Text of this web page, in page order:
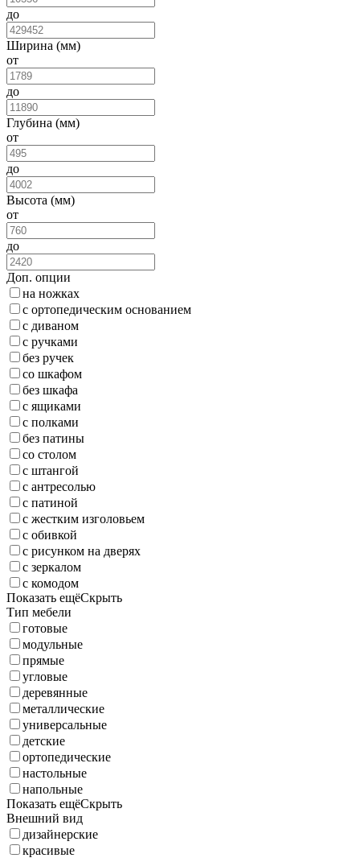
до
Ширина (мм)
от
до
Глубина (мм)
от
до
Высота (мм)
от
до
Доп. опции
на ножках
с ортопедическим основанием
с диваном
с ручками
без ручек
со шкафом
без шкафа
с ящиками
с полками
без патины
со столом
с штангой
с антресолью
с патиной
с жестким изголовьем
с обивкой
с рисунком на дверях
с зеркалом
с комодом
Показать ещёСкрыть
Тип мебели
готовые
модульные
прямые
угловые
деревянные
металлические
универсальные
детские
ортопедические
настольные
напольные
Показать ещёСкрыть
Внешний вид
дизайнерские
красивые